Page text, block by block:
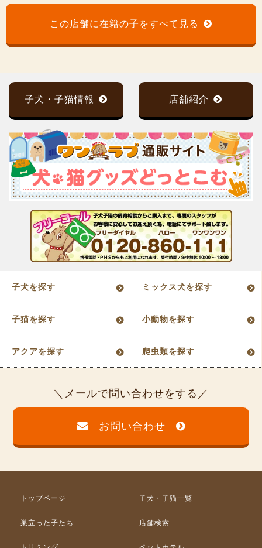
この店舗に在籍の子をすべて見る
子犬・子猫情報 店舗紹介
子犬を探す ミックス犬を探す
子猫を探す 小動物を探す
アクアを探す 爬虫類を探す
メールで問い合わせをする
お問い合わせ
トップページ 子犬・子猫一覧
巣立った子たち 店舗検索